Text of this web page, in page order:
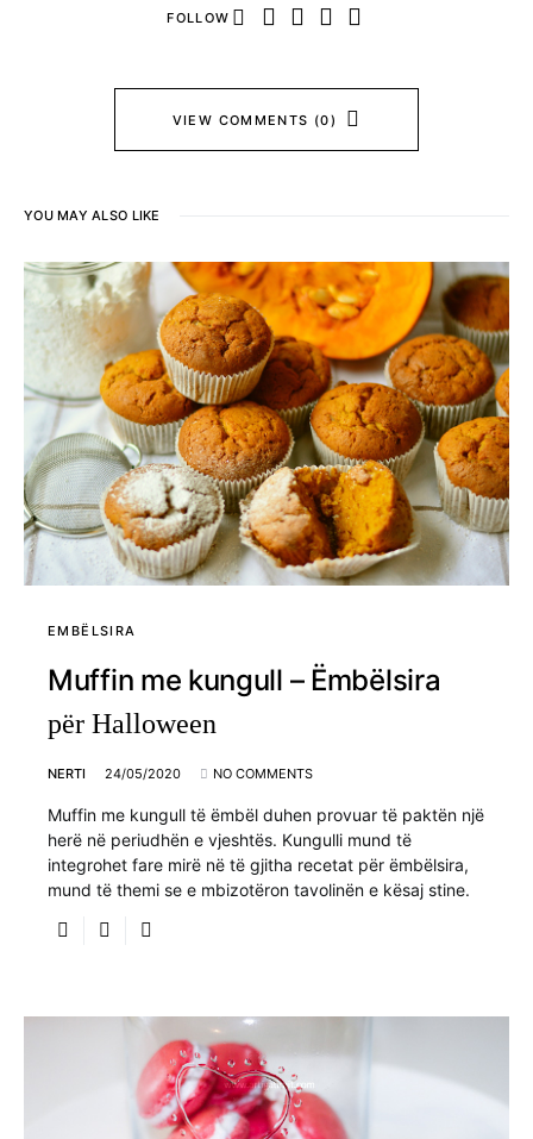
FOLLOW
VIEW COMMENTS (0)
YOU MAY ALSO LIKE
EMBËLSIRA
Muffin me kungull – Ëmbëlsira
për Halloween
NERTI 24/05/2020 NO COMMENTS
Muffin me kungull të ëmbël duhen provuar të paktën një
herë në periudhën e vjeshtës. Kungulli mund të
integrohet fare mirë në të gjitha recetat për ëmbëlsira,
mund të themi se e mbizotëron tavolinën e kësaj stine.